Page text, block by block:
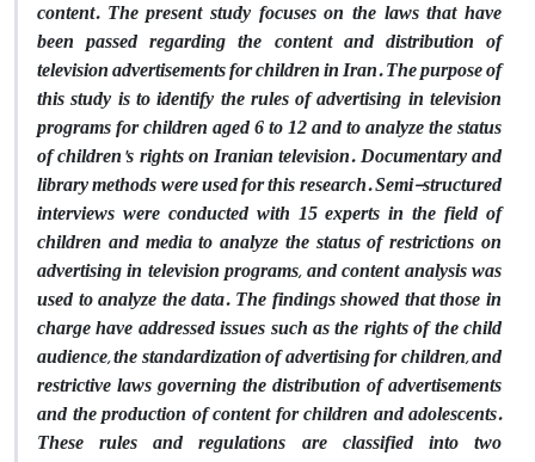
content. The present study focuses on the laws that have
been passed regarding the content and distribution of
television advertisements for children in Iran. The purpose of
this study is to identify the rules of advertising in television
programs for children aged 6 to 12 and to analyze the status
of children's rights on Iranian television. Documentary and
library methods were used for this research. Semi-structured
interviews were conducted with 15 experts in the field of
children and media to analyze the status of restrictions on
advertising in television programs, and content analysis was
used to analyze the data. The findings showed that those in
charge have addressed issues such as the rights of the child
audience, the standardization of advertising for children, and
restrictive laws governing the distribution of advertisements
and the production of content for children and adolescents.
These rules and regulations are classified into two